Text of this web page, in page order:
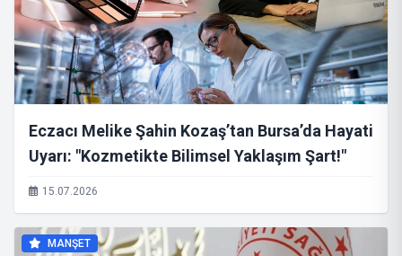
Eczacı Melike Şahin Kozaş’tan Bursa’da Hayati
Uyarı: "Kozmetikte Bilimsel Yaklaşım Şart!"
15.07.2026
MANŞET